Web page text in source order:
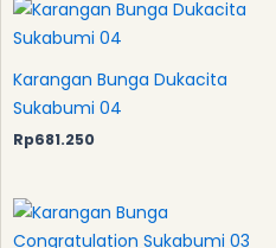
Karangan Bunga Dukacita
Sukabumi 04
Rp681.250